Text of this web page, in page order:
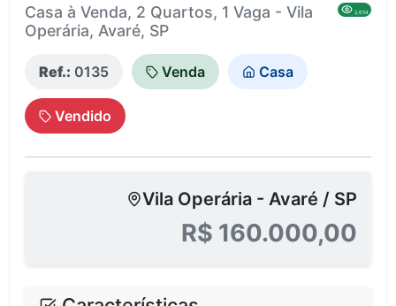
Casa à Venda, 2 Quartos, 1 Vaga - Vila
Operária, Avaré, SP
2,654
Ref.: 0135 Venda Casa
Vendido
Vila Operária - Avaré / SP
R$ 160.000,00